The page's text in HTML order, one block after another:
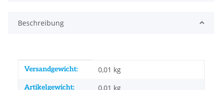
Beschreibung
Produkteigenschaft
Wert
Versandgewicht: 0,01 kg
Artikelgewicht: 0,01 kg